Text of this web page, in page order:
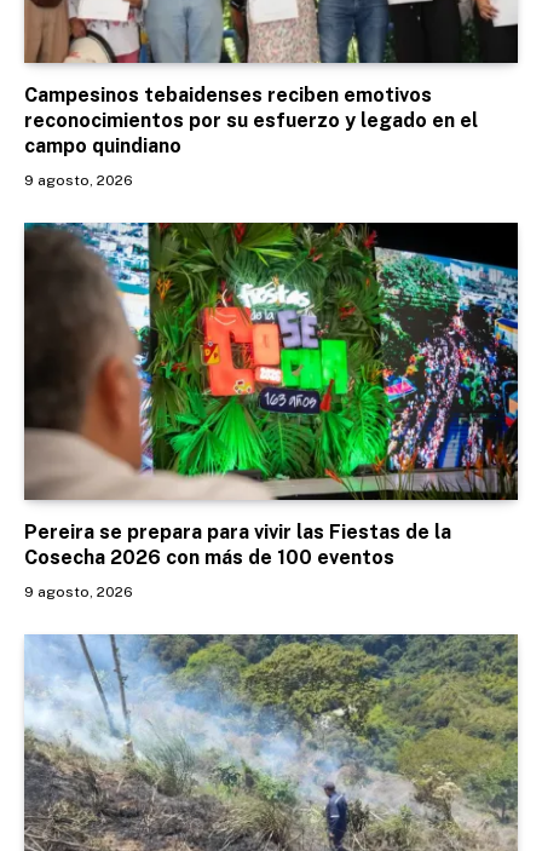
Campesinos tebaidenses reciben emotivos
reconocimientos por su esfuerzo y legado en el
campo quindiano
9 agosto, 2026
Pereira se prepara para vivir las Fiestas de la
Cosecha 2026 con más de 100 eventos
9 agosto, 2026